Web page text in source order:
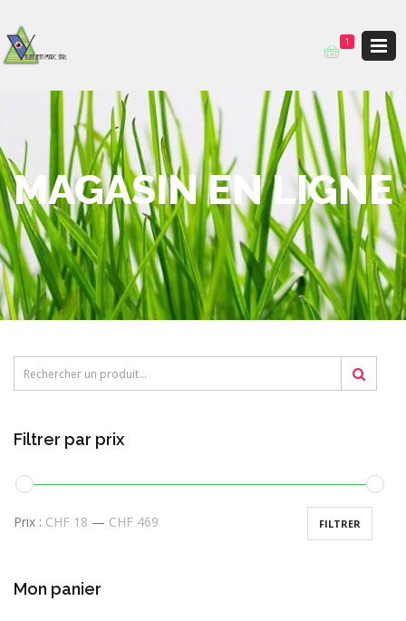
1
MAGASIN EN LIGNE
Filtrer par prix
FILTRER
Prix : CHF 18 — CHF 469
Mon panier